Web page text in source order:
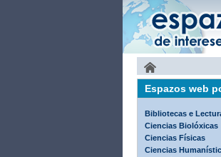
Espazos web
Bibliotecas e
Ciencias Biolóxicas
Ciencias Físicas
Ciencias